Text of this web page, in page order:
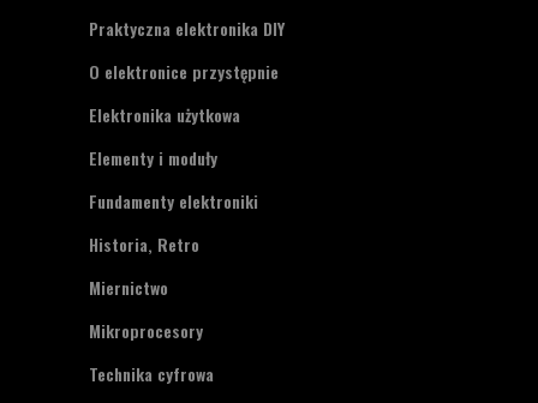
Praktyczna elektronika DIY
O elektronice przystępnie
Elektronika użytkowa
Elementy i moduły
Fundamenty elektroniki
Historia, Retro
Miernictwo
Mikroprocesory
Technika cyfrowa